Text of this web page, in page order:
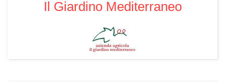
Il Giardino Mediterraneo